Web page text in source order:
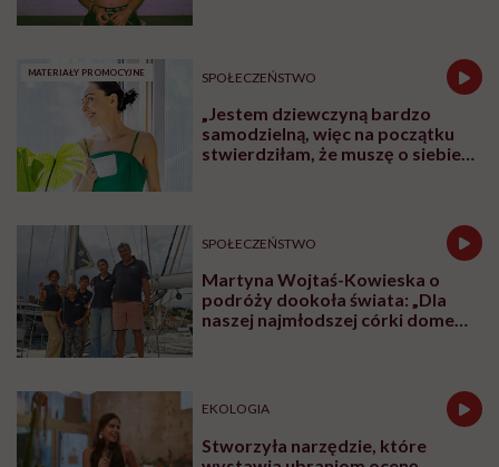
MATERIAŁY PROMOCYJNE SPOŁECZEŃSTWO
„Jestem dziewczyną bardzo
samodzielną, więc na początku
stwierdziłam, że muszę o siebie
SPOŁECZEŃSTWO
Martyna Wojtaś-Kowieska o
podróży dookoła świata: „Dla
naszej najmłodszej córki domem
EKOLOGIA
Stworzyła narzędzie, które